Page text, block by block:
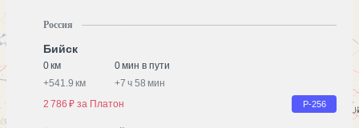
Россия
Бийск
0 км
0 мин в пути
+541.9 км +7 ч 58 мин
2 786 ₽ за Платон
Р-256